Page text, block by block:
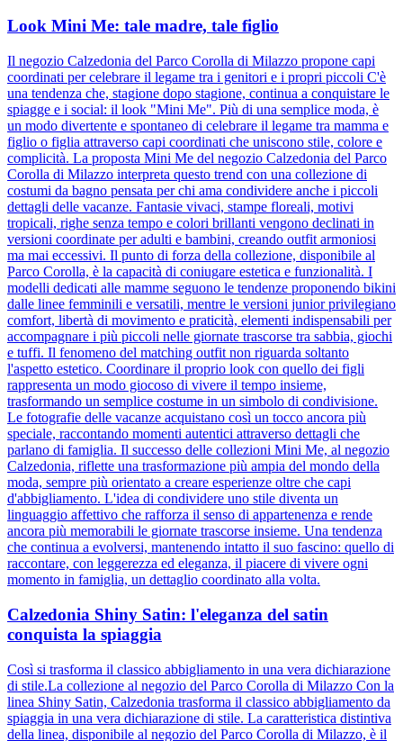
Look Mini Me: tale madre, tale figlio
Il negozio Calzedonia del Parco Corolla di Milazzo propone capi
coordinati per celebrare il legame tra i genitori e i propri piccoli C'è
una tendenza che, stagione dopo stagione, continua a conquistare le
spiagge e i social: il look "Mini Me". Più di una semplice moda, è
un modo divertente e spontaneo di celebrare il legame tra mamma e
figlio o figlia attraverso capi coordinati che uniscono stile, colore e
complicità. La proposta Mini Me del negozio Calzedonia del Parco
Corolla di Milazzo interpreta questo trend con una collezione di
costumi da bagno pensata per chi ama condividere anche i piccoli
dettagli delle vacanze. Fantasie vivaci, stampe floreali, motivi
tropicali, righe senza tempo e colori brillanti vengono declinati in
versioni coordinate per adulti e bambini, creando outfit armoniosi
ma mai eccessivi. Il punto di forza della collezione, disponibile al
Parco Corolla, è la capacità di coniugare estetica e funzionalità. I
modelli dedicati alle mamme seguono le tendenze proponendo bikini
dalle linee femminili e versatili, mentre le versioni junior privilegiano
comfort, libertà di movimento e praticità, elementi indispensabili per
accompagnare i più piccoli nelle giornate trascorse tra sabbia, giochi
e tuffi. Il fenomeno del matching outfit non riguarda soltanto
l'aspetto estetico. Coordinare il proprio look con quello dei figli
rappresenta un modo giocoso di vivere il tempo insieme,
trasformando un semplice costume in un simbolo di condivisione.
Le fotografie delle vacanze acquistano così un tocco ancora più
speciale, raccontando momenti autentici attraverso dettagli che
parlano di famiglia. Il successo delle collezioni Mini Me, al negozio
Calzedonia, riflette una trasformazione più ampia del mondo della
moda, sempre più orientato a creare esperienze oltre che capi
d'abbigliamento. L'idea di condividere uno stile diventa un
linguaggio affettivo che rafforza il senso di appartenenza e rende
ancora più memorabili le giornate trascorse insieme. Una tendenza
che continua a evolversi, mantenendo intatto il suo fascino: quello di
raccontare, con leggerezza ed eleganza, il piacere di vivere ogni
momento in famiglia, un dettaglio coordinato alla volta.
Calzedonia Shiny Satin: l'eleganza del satin
conquista la spiaggia
Così si trasforma il classico abbigliamento in una vera dichiarazione
di stile.La collezione al negozio del Parco Corolla di Milazzo Con la
linea Shiny Satin, Calzedonia trasforma il classico abbigliamento da
spiaggia in una vera dichiarazione di stile. La caratteristica distintiva
della linea, disponibile al negozio del Parco Corolla di Milazzo, è il